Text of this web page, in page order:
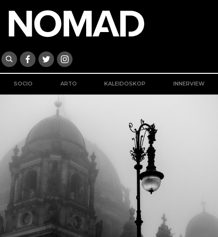
SOCIO ARTO KALEIDOSKOP INNERVIEW